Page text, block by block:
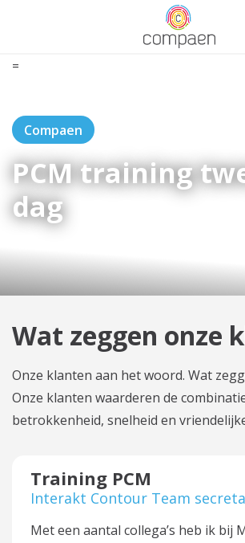
=
Compaen
PCM training
dag
Wat zeggen onze
Onze klanten aan het woord. Wat
Onze klanten waarderen de
betrokkenheid, snelheid en
Training PCM
Interakt Contour Team
Met een aantal collega’s heb ik bij